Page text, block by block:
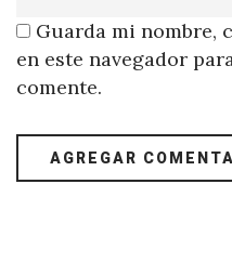
Guarda mi nombre,
en este navegador
comente.